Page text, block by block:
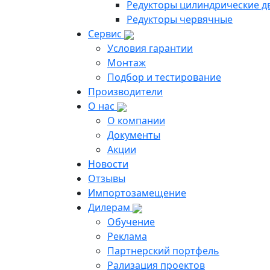
Редукторы цилиндрические
Редукторы червячные
Сервис
Условия гарантии
Монтаж
Подбор и тестирование
Производители
О нас
О компании
Документы
Акции
Новости
Отзывы
Импортозамещение
Дилерам
Обучение
Реклама
Партнерский портфель
Рализация проектов